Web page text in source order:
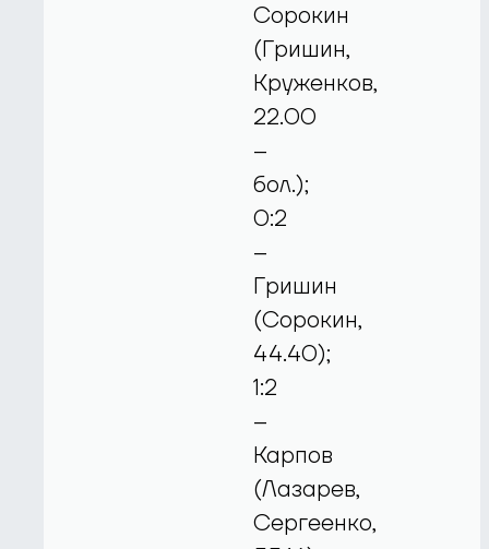
Сорокин
(Гришин,
Круженков,
22.00
–
бол.);
0:2
–
Гришин
(Сорокин,
44.40);
1:2
–
Карпов
(Лазарев,
Сергеенко,